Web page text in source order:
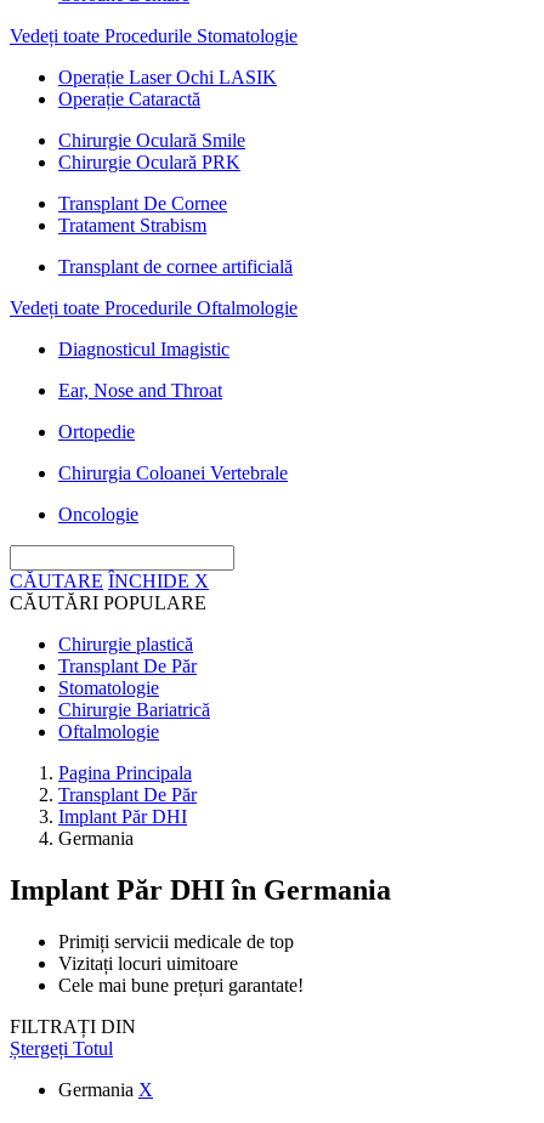
Vedeți toate Procedurile Stomatologie
Operație Laser Ochi LASIK
Operație Cataractă
Chirurgie Oculară Smile
Chirurgie Oculară PRK
Transplant De Cornee
Tratament Strabism
Transplant de cornee artificială
Vedeți toate Procedurile Oftalmologie
Diagnosticul Imagistic
Ear, Nose and Throat
Ortopedie
Chirurgia Coloanei Vertebrale
Oncologie
CĂUTARE ÎNCHIDE X
CĂUTĂRI POPULARE
Chirurgie plastică
Transplant De Păr
Stomatologie
Chirurgie Bariatrică
Oftalmologie
Pagina Principala
Transplant De Păr
Implant Păr DHI
Germania
Implant Păr DHIîn Germania
Primiți servicii medicale de top
Vizitați locuri uimitoare
Cele mai bune prețuri garantate!
FILTRAȚI DIN
Ștergeți Totul
Germania X